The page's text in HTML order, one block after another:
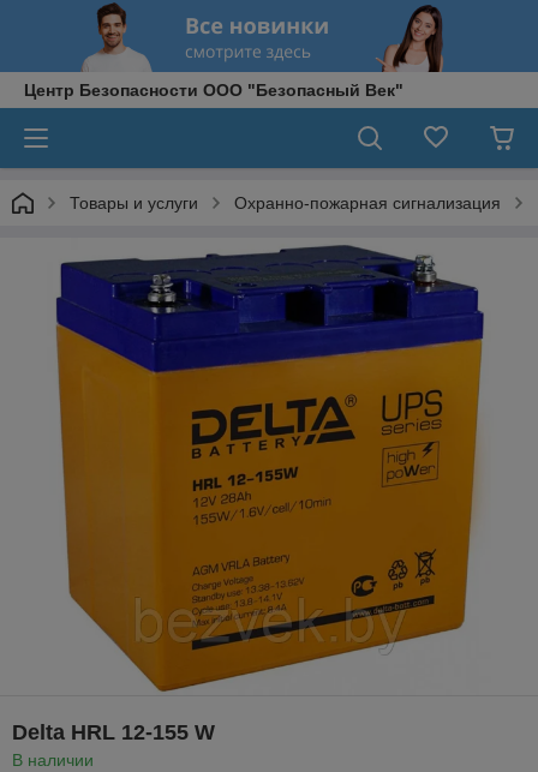
Центр Безопасности ООО "Безопасный Век"
Товары и услуги Охранно-пожарная сигнализация
Delta HRL 12-155 W
В наличии